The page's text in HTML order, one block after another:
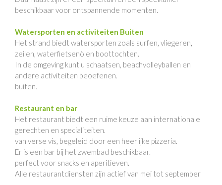
beschikbaar voor ontspannende momenten.
Watersporten en activiteiten Buiten
Het strand biedt watersporten zoals surfen, vliegeren,
zeilen, waterfietsenò en boottochten.
In de omgeving kunt u schaatsen, beachvolleyballen en
andere activiteiten beoefenen.
buiten.
Restaurant en bar
Het restaurant biedt een ruime keuze aan internationale
gerechten en specialiteiten.
van verse vis, begeleid door een heerlijke pizzeria.
Er is een bar bij het zwembad beschikbaar.
perfect voor snacks en aperitieven.
Alle restaurantdiensten zijn actief van mei tot september